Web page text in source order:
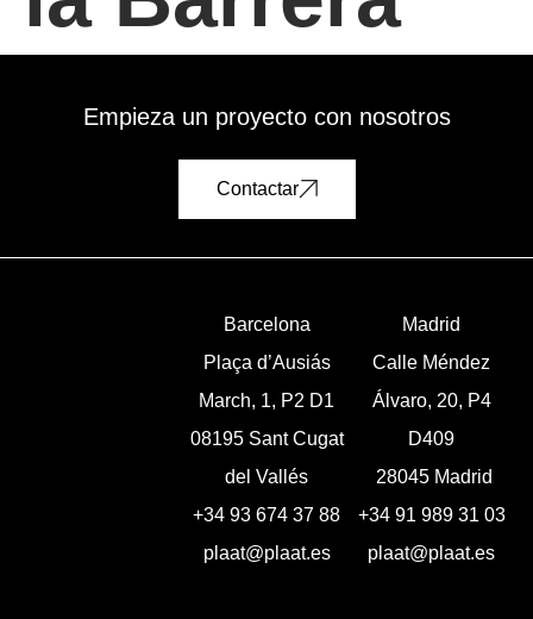
Empieza un proyecto con nosotros
Contactar
Barcelona
Plaça d’Ausiás
March, 1, P2 D1
08195 Sant Cugat
del Vallés
+34 93 674 37 88
plaat@plaat.es
Madrid
Calle Méndez
Álvaro, 20, P4
D409
28045 Madrid
+34 91 989 31 03
plaat@plaat.es